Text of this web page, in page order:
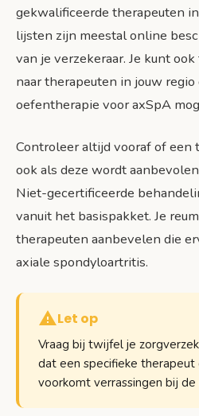
gekwalificeerde therapeuten
lijsten zijn meestal online
van je verzekeraar. Je kunt
naar therapeuten in jouw regio
oefentherapie voor axSpA
Controleer altijd vooraf of een
ook als deze wordt
Niet-gecertificeerde
vanuit het basispakket. Je
therapeuten aanbevelen die
axiale spondyloartritis.
Let op
Vraag bij twijfel je
dat een specifieke
voorkomt verrassingen bij de